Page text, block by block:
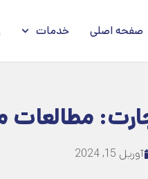
صفحه اصلی خدمات
آوریل 15, 2024